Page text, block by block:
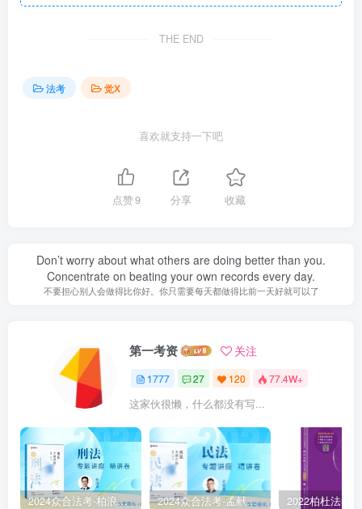
THE END
法考 觉X
喜欢就支持一下吧
点赞9 分享 收藏
Don’t worry about what others are doing better than you.
Concentrate on beating your own records every day.
不要担心别人会做得比你好。你只需要每天都做得比前一天好就可以了
第一考资 关注
1777 27 120 77.4W+
这家伙很懒，什么都没有写...
2024众合法考-柏浪涛刑法-精讲卷pdf电子版（附视频1-76全） 2024众合法考-孟献贵民法-精讲卷.pdf